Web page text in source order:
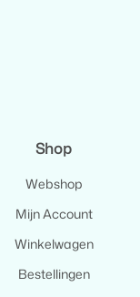
Shop
Webshop
Mijn Account
Winkelwagen
Bestellingen